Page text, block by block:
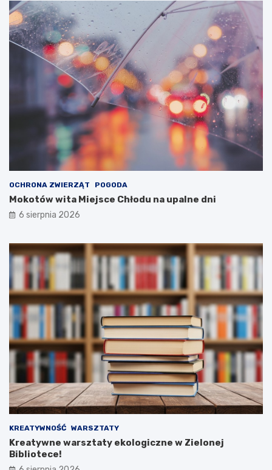
OCHRONA ZWIERZĄT POGODA
Mokotów wita Miejsce Chłodu na upalne dni
6 sierpnia 2026
KREATYWNOŚĆ WARSZTATY
Kreatywne warsztaty ekologiczne w Zielonej
Bibliotece!